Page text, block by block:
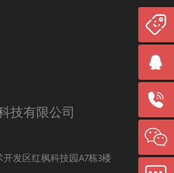
技有限公司
发区红枫科技园A7栋3楼